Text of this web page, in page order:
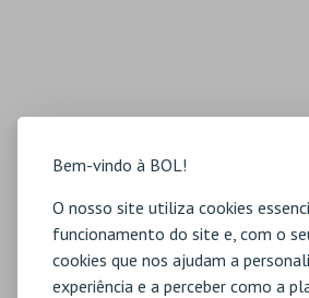
Bem-vindo à BOL!
O nosso site utiliza cookies
funcionamento do site e, com o
cookies que nos ajudam a
experiência e a perceber como a